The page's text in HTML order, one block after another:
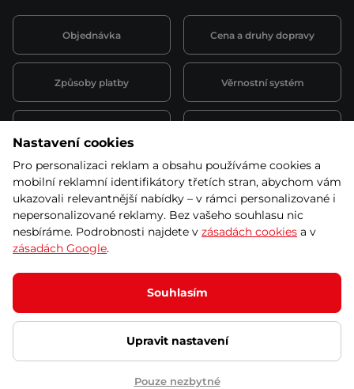
Objednávka Cena a druhy dopravy
Způsoby platby Věrnostní systém
Půjčovna
obchodní podmínky
Kariéra
© 2026 SEVEN SPORT s.r.o Všechna práva vyhrazena
Podle zákona o evidenci tržeb je prodávající povinen vystavit
kupujícímu účtenku.
Zároveň je povinen zaevidovat přijatou tržbu u správce daně online; v
případě technického výpadku pak nejpozději do 48 hodin.
Ochrana osobních údajů Nastavení cookies Vnitřní oznamovací
systém Prohlášení přístupnosti
Nastavení cookies
Pro personalizaci reklam a obsahu používáme cookies a
mobilní reklamní identifikátory třetích stran, abychom vám
ukazovali relevantnější nabídky – v rámci personalizované i
nepersonalizované reklamy. Bez vašeho souhlasu nic
nesbíráme. Podrobnosti najdete v zásadách cookies a v
zásadách Google.
Souhlasím
Upravit nastavení
Pouze nezbytné